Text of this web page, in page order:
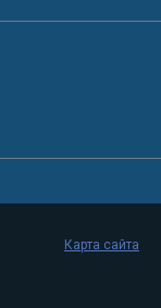
Карта сайта